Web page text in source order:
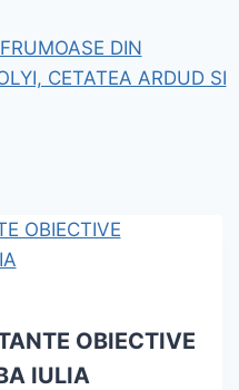
DIN
CETATEA ARDUD SI
OBIECTIVE
IULIA